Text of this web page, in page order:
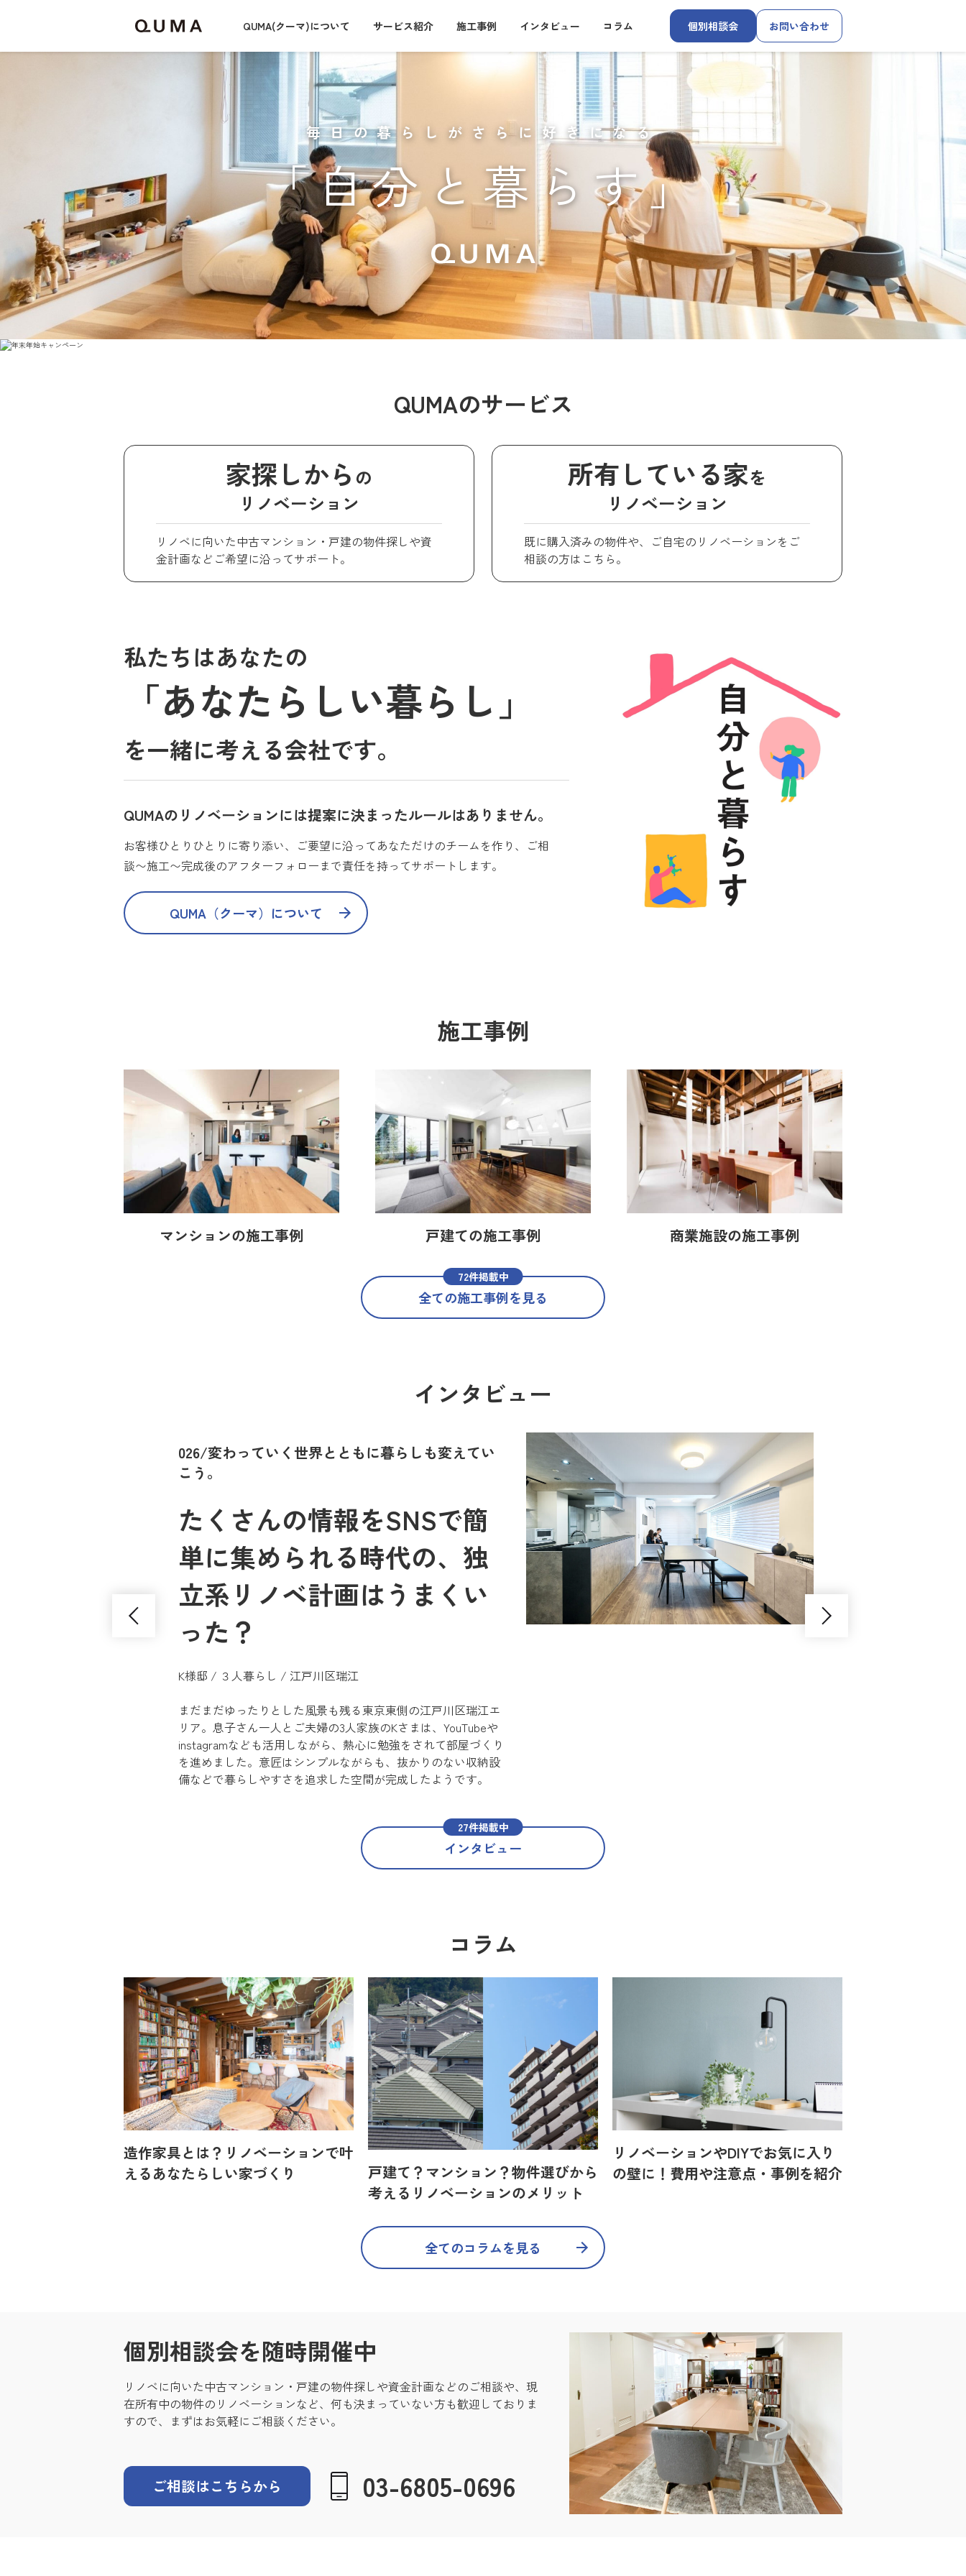
QUMA(クーマ)について サービス紹介 施工事例 インタビュー コラム 個別相談会 お問い合わせ
毎日の暮らしがさらに好きになる
「自分と暮らす」
QUMAのサービス
家探しから の
リノベーション
リノベに向いた中古マンション・戸建の物件探しや資
金計画などご希望に沿ってサポート。
所有している家を
リノベーション
既に購入済みの物件や、ご自宅のリノベーションをご
相談の方はこちら。
私たちはあなたの
「あなたらしい暮らし」
を一緒に考える会社です。
QUMAのリノベーションには提案に決まったルールはありません。
お客様ひとりひとりに寄り添い、ご要望に沿ってあなただけのチームを作り、ご相
談〜施工〜完成後のアフターフォローまで責任を持ってサポートします。
QUMA（クーマ）について
施工事例
マンションの施工事例 戸建ての施工事例 商業施設の施工事例
全ての施工事例を見る
72件掲載中
インタビュー
026/変わっていく世界とともに暮らしも変えてい
こう。
たくさんの情報をSNSで簡
単に集められる時代の、独
立系リノベ計画はうまくい
った？
K様邸 / ３人暮らし / 江戸川区瑞江
まだまだゆったりとした風景も残る東京東側の江戸川区瑞江エ
リア。息子さん一人とご夫婦の3人家族のKさまは、YouTubeや
instagramなども活用しながら、熱心に勉強をされて部屋づくり
を進めました。意匠はシンプルながらも、抜かりのない収納設
備などで暮らしやすさを追求した空間が完成したようです。
日々を送ろ
インタビュー
27件掲載中
コラム
造作家具とは？リノベーションで叶
えるあなたらしい家づくり
戸建て？マンション？物件選びから
考えるリノベーションのメリット
リノベーションやDIYでお気に入り
の壁に！費用や注意点・事例を紹介
全てのコラムを見る
個別相談会を随時開催中
リノベに向いた中古マンション・戸建の物件探しや資金計画などのご相談や、現
在所有中の物件のリノベーションなど、何も決まっていない方も歓迎しておりま
すので、まずはお気軽にご相談ください。
ご相談はこちらから 03-6805-0696